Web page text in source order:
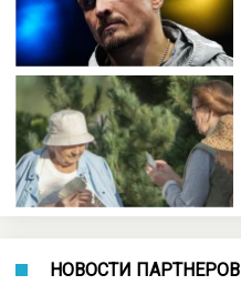
НОВОСТИ ПАРТНЕРОВ